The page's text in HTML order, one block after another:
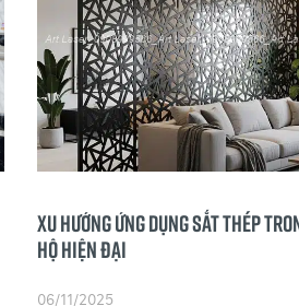
Xu Hướng Ứng Dụng Sắt Thép
Hộ Hiện Đại
06/11/2025